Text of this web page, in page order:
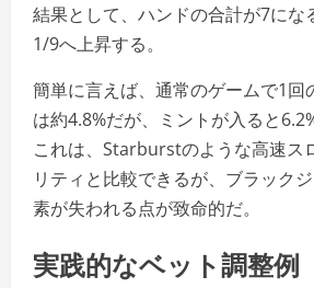
結果として、ハンドの合計が7にな
1/9へ上昇する。
簡単に言えば、通常のゲームで1回
は約4.8%だが、ミントが入ると
これは、Starburstのような高速ス
リティと比較できるが、ブラック
素が失われる点が致命的だ。
実践的なベット調整例